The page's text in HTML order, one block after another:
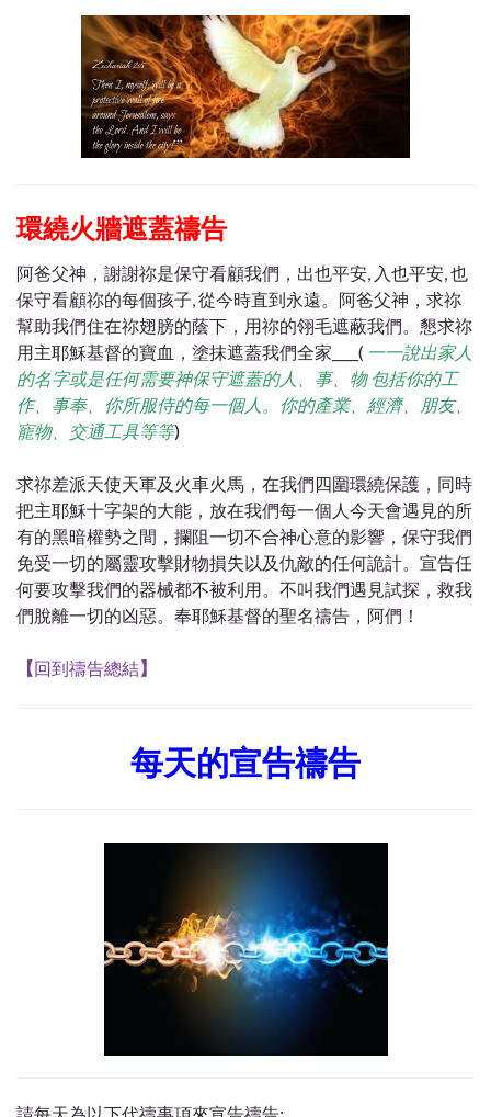
環繞火牆遮蓋禱告
阿爸父神，謝謝祢是保守看顧我們，出也平安, 入也平安, 也
保守看顧祢的每個孩子, 從今時直到永遠。阿爸父神，求祢
幫助我們住在祢翅膀的蔭下，用祢的翎毛遮蔽我們。懇求祢
用主耶穌基督的寶血，塗抹遮蓋我們全家____( 一一說出家人
的名字或是任何需要神保守遮蓋的人、事、物 包括你的工
作、事奉、你所服侍的每一個人。你的產業、經濟、朋友、
寵物、交通工具等等)
求祢差派天使天軍及火車火馬，在我們四圍環繞保護，同時
把主耶穌十字架的大能，放在我們每一個人今天會遇見的所
有的黑暗權勢之間，攔阻一切不合神心意的影響，保守我們
免受一切的屬靈攻擊財物損失以及仇敵的任何詭計。宣告任
何要攻擊我們的器械都不被利用。不叫我們遇見試探，救我
們脫離一切的凶惡。奉耶穌基督的聖名禱告，阿們！
【回到禱告總結】
每天的宣告禱告